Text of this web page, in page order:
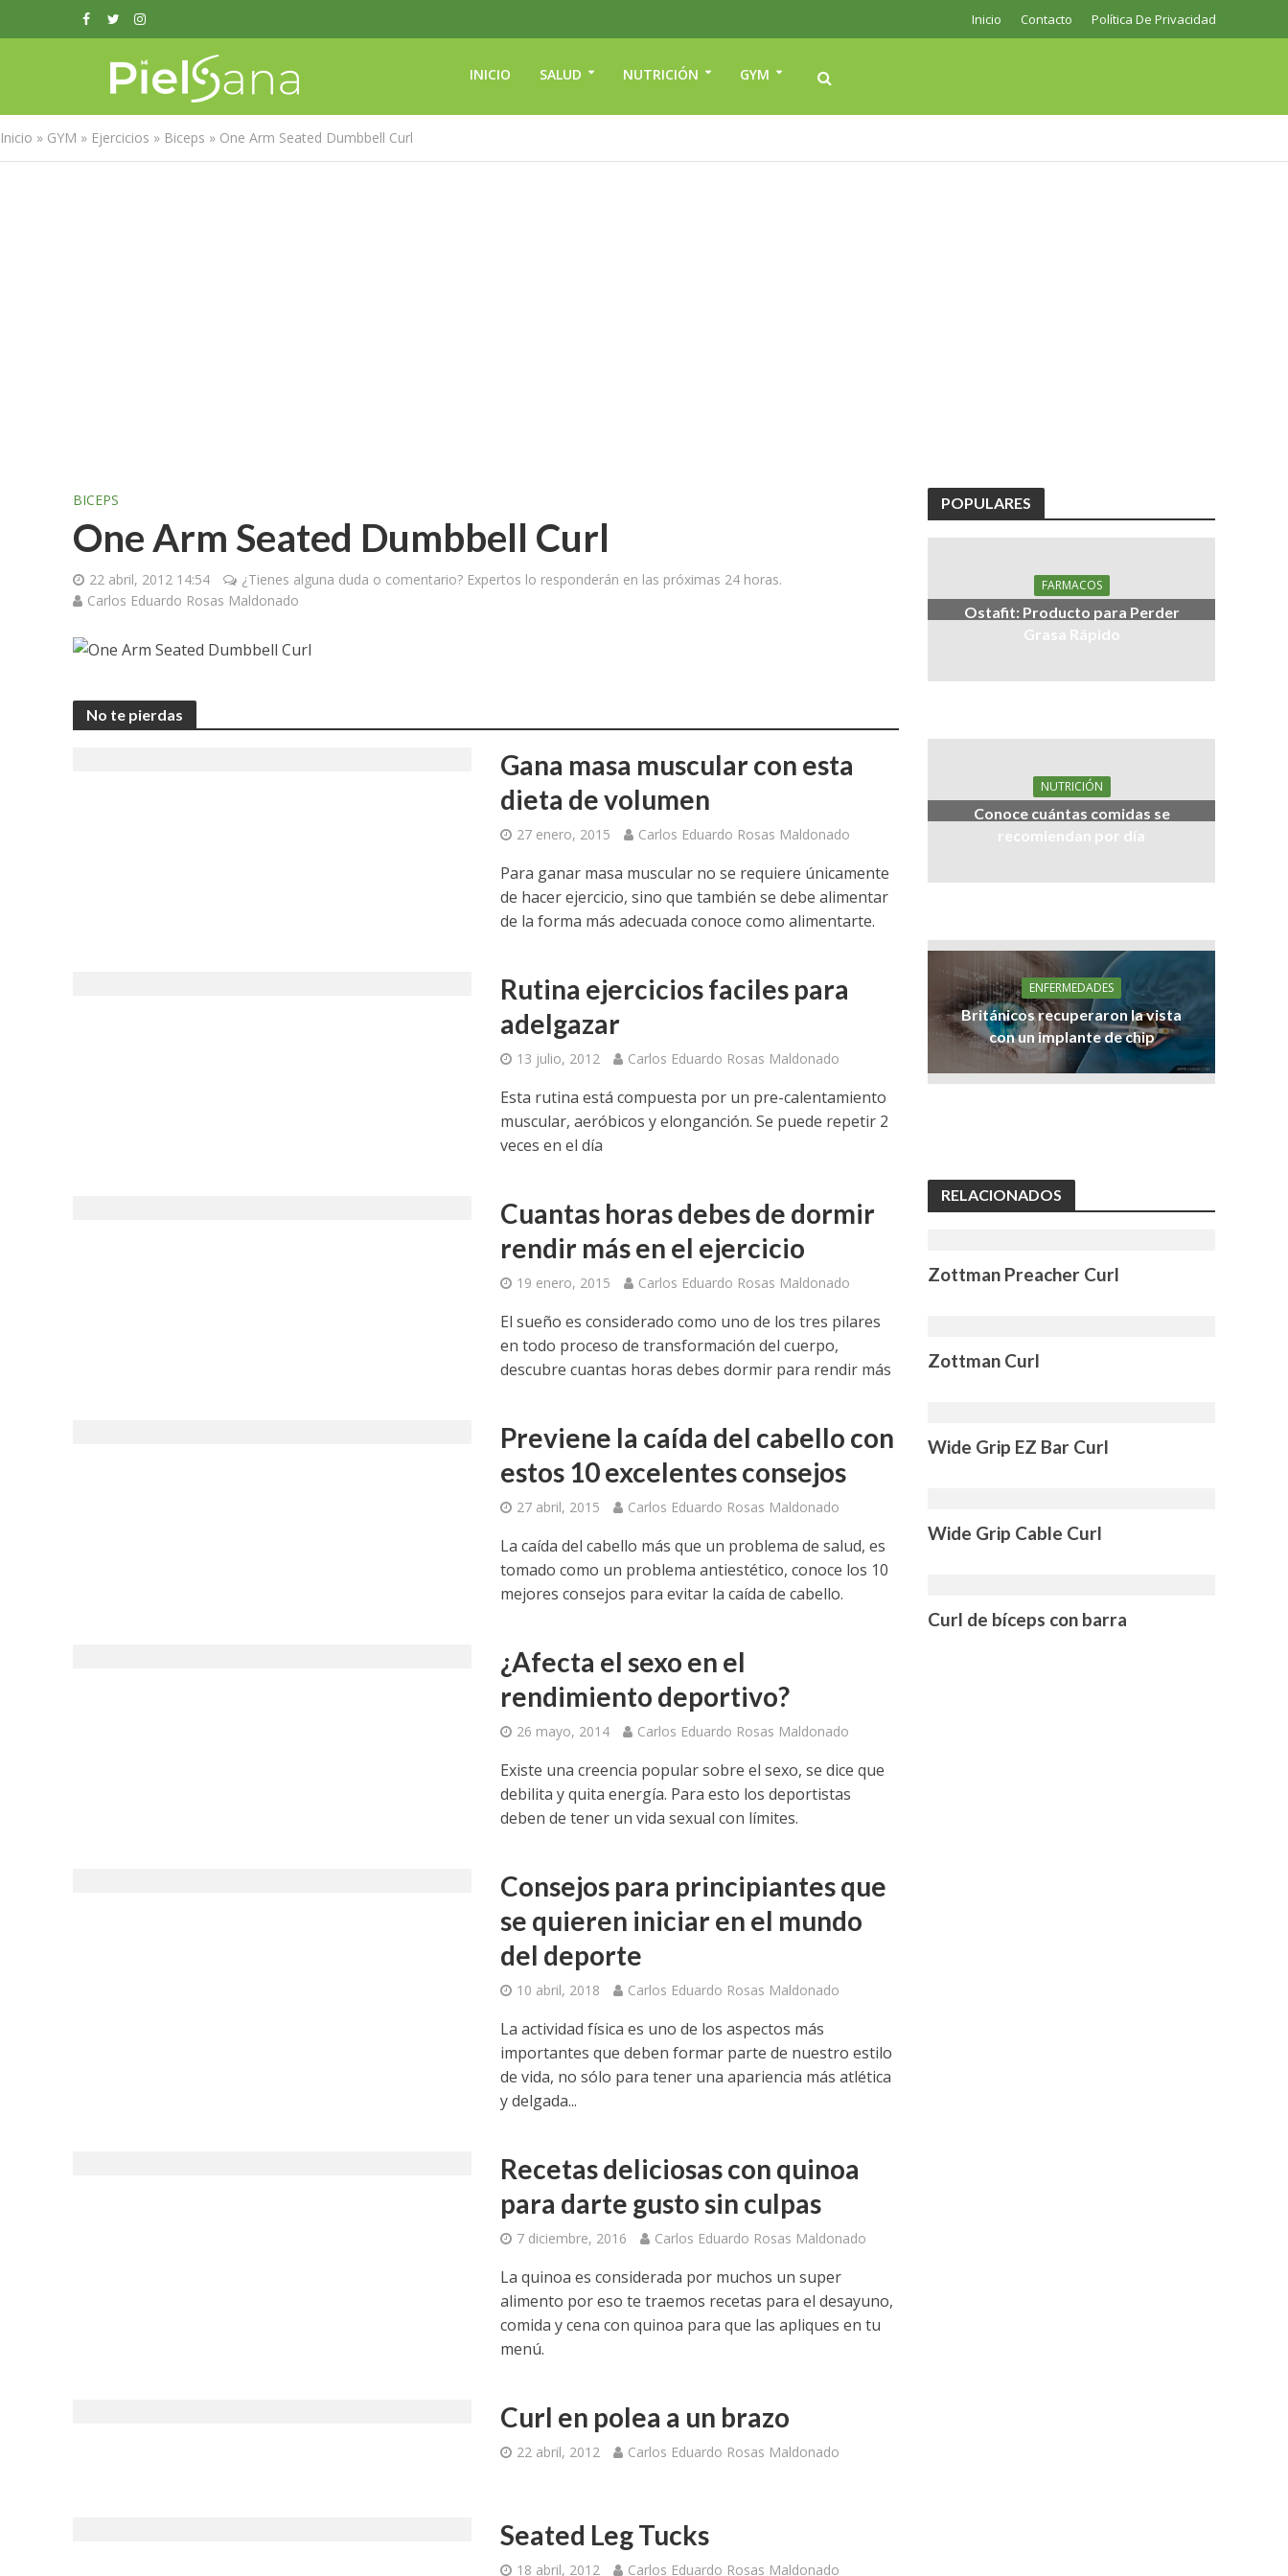
Inicio Contacto Política De Privacidad
INICIO SALUD NUTRICIÓN GYM
Inicio » GYM » Ejercicios » Biceps » One Arm Seated Dumbbell Curl
BICEPS
One Arm Seated Dumbbell Curl
22 abril, 2012 14:54
¿Tienes alguna duda o comentario? Expertos lo responderán en las próximas 24 horas.
Carlos Eduardo Rosas Maldonado
No te pierdas
Gana masa muscular con esta
dieta de volumen
27 enero, 2015 Carlos Eduardo Rosas Maldonado
Para ganar masa muscular no se requiere únicamente
de hacer ejercicio, sino que también se debe alimentar
de la forma más adecuada conoce como alimentarte.
Rutina ejercicios faciles para
adelgazar
13 julio, 2012 Carlos Eduardo Rosas Maldonado
Esta rutina está compuesta por un pre-calentamiento
muscular, aeróbicos y elonganción. Se puede repetir 2
veces en el día
Cuantas horas debes de dormir
rendir más en el ejercicio
19 enero, 2015 Carlos Eduardo Rosas Maldonado
El sueño es considerado como uno de los tres pilares
en todo proceso de transformación del cuerpo,
descubre cuantas horas debes dormir para rendir más
Previene la caída del cabello con
estos 10 excelentes consejos
27 abril, 2015 Carlos Eduardo Rosas Maldonado
La caída del cabello más que un problema de salud, es
tomado como un problema antiestético, conoce los 10
mejores consejos para evitar la caída de cabello.
¿Afecta el sexo en el
rendimiento deportivo?
26 mayo, 2014 Carlos Eduardo Rosas Maldonado
Existe una creencia popular sobre el sexo, se dice que
debilita y quita energía. Para esto los deportistas
deben de tener un vida sexual con límites.
Consejos para principiantes que
se quieren iniciar en el mundo
del deporte
10 abril, 2018 Carlos Eduardo Rosas Maldonado
La actividad física es uno de los aspectos más
importantes que deben formar parte de nuestro estilo
de vida, no sólo para tener una apariencia más atlética
y delgada...
Recetas deliciosas con quinoa
para darte gusto sin culpas
7 diciembre, 2016 Carlos Eduardo Rosas Maldonado
La quinoa es considerada por muchos un super
alimento por eso te traemos recetas para el desayuno,
comida y cena con quinoa para que las apliques en tu
menú.
Curl en polea a un brazo
22 abril, 2012 Carlos Eduardo Rosas Maldonado
Seated Leg Tucks
18 abril, 2012 Carlos Eduardo Rosas Maldonado
POPULARES
FARMACOS
Ostafit: Producto para Perder
Grasa Rápido
NUTRICIÓN
Conoce cuántas comidas se
recomiendan por día
ENFERMEDADES
Británicos recuperaron la vista
con un implante de chip
RELACIONADOS
Zottman Preacher Curl
Zottman Curl
Wide Grip EZ Bar Curl
Wide Grip Cable Curl
Curl de bíceps con barra